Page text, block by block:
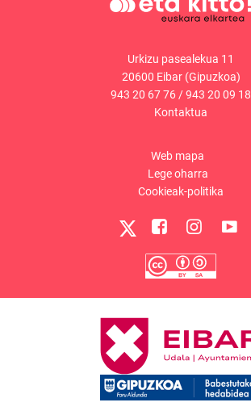
Urkizu pasealekua 11
20600 Eibar (Gipuzkoa)
943 20 67 76/943 20 09 18
Kontaktua
Web mapa
Lege oharra
Cookieak-politika